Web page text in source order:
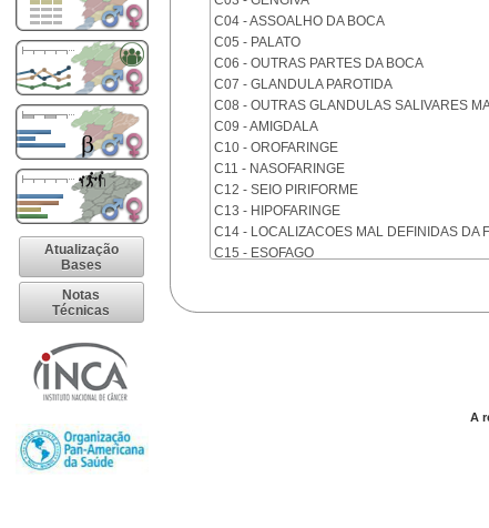
Atualização
Bases
Notas
Técnicas
C04 - ASSOALHO DA BOCA
C05 - PALATO
C06 - OUTRAS PARTES DA BOCA
C07 - GLANDULA PAROTIDA
C08 - OUTRAS GLANDULAS SALIVARES
C09 - AMIGDALA
C10 - OROFARINGE
C11 - NASOFARINGE
C12 - SEIO PIRIFORME
C13 - HIPOFARINGE
C14 - LOCALIZACOES MAL DEFINIDAS DA
C15 - ESOFAGO
C18 - COLON
A